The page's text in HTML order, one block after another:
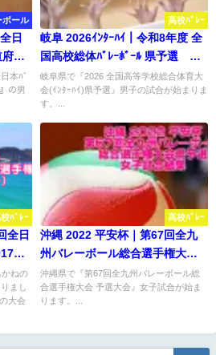
ボール
日
県ﾗ
本ﾊﾞ
の男
高校ﾊﾞﾚｰ
岐阜 2026ｲﾝﾀｰﾊｲ｜令和8年度 全
国高校総体ﾊﾞﾚｰﾎﾞｰﾙ 県予選 男
子結果
岐阜県で『2026 全国高等学校総合体育大
会(ｲﾝﾀｰﾊｲ)県予選』男子の試合が始まりま
す。...
ﾊﾞﾚｰ
全日
年
ねの
まし
大会
高校ﾊﾞﾚｰ
沖縄 2022 平安杯｜第67回全九
州バレーボール総合選手権大会
県予選 女子試合結果
沖縄県で『第67回全九州バレーボール総
合選手権大会 予選大会』女子試合が始ま
ります。...